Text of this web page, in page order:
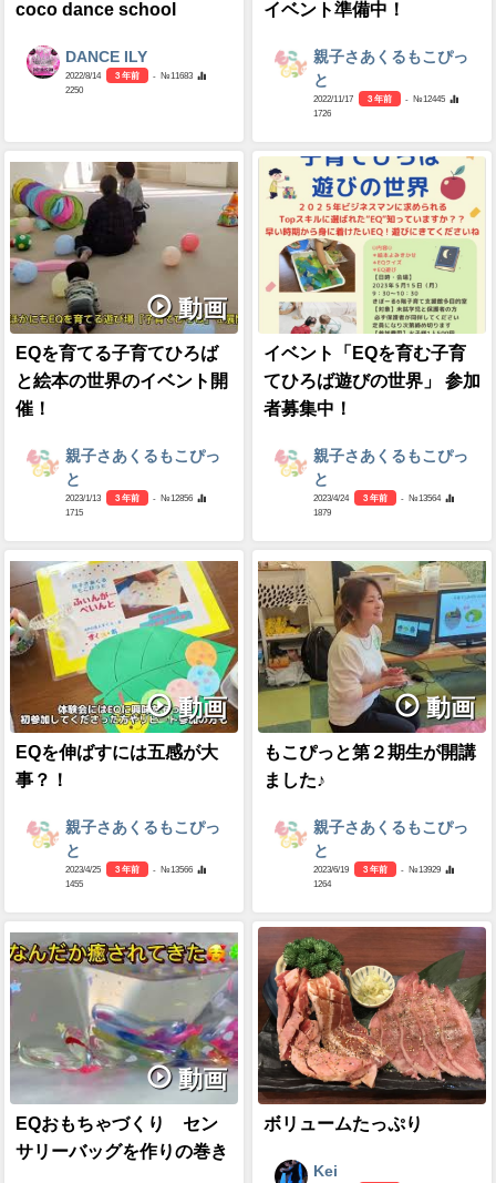
coco dance school
DANCE ILY
2022/8/14 3 年前
- №11683
2250
イベント準備中！
親子さあくるもこぴっ
と
2022/11/17 3 年前
- №12445
1726
動画
EQを育てる子育てひろば
と絵本の世界のイベント開
催！
親子さあくるもこぴっ
と
2023/1/13 3 年前
- №12856
1715
イベント「EQを育む子育
てひろば遊びの世界」 参加
者募集中！
親子さあくるもこぴっ
と
2023/4/24 3 年前
- №13564
1879
動画
EQを伸ばすには五感が大
事？！
親子さあくるもこぴっ
と
2023/4/25 3 年前
- №13566
1455
動画
もこぴっと第２期生が開講
ました♪
親子さあくるもこぴっ
と
2023/6/19 3 年前
- №13929
1264
動画
EQおもちゃづくり セン
サリーバッグを作りの巻き
ボリュームたっぷり
Kei